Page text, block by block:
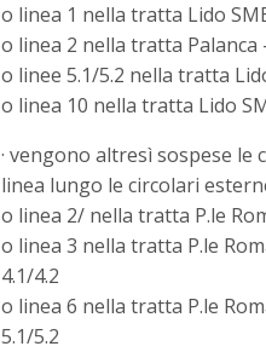
o linea 1 nella tratta Lido
o linea 2 nella tratta Palanca
o linee 5.1/5.2 nella tratta
o linea 10 nella tratta Lido
· vengono altresì sospese
linea lungo le circolari
o linea 2/ nella tratta P.le
o linea 3 nella tratta P.le
4.1/4.2
o linea 6 nella tratta P.le
5.1/5.2